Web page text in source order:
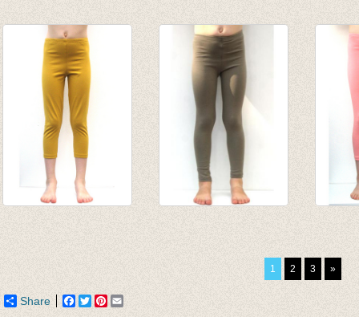
marine
van € 8,45
tot € 10,95
blauwgrijs
van € 7,80
tot € 9,50
€
€ 6,95
tot €
1 2 3 »
Share Facebook
TwitterPinterest